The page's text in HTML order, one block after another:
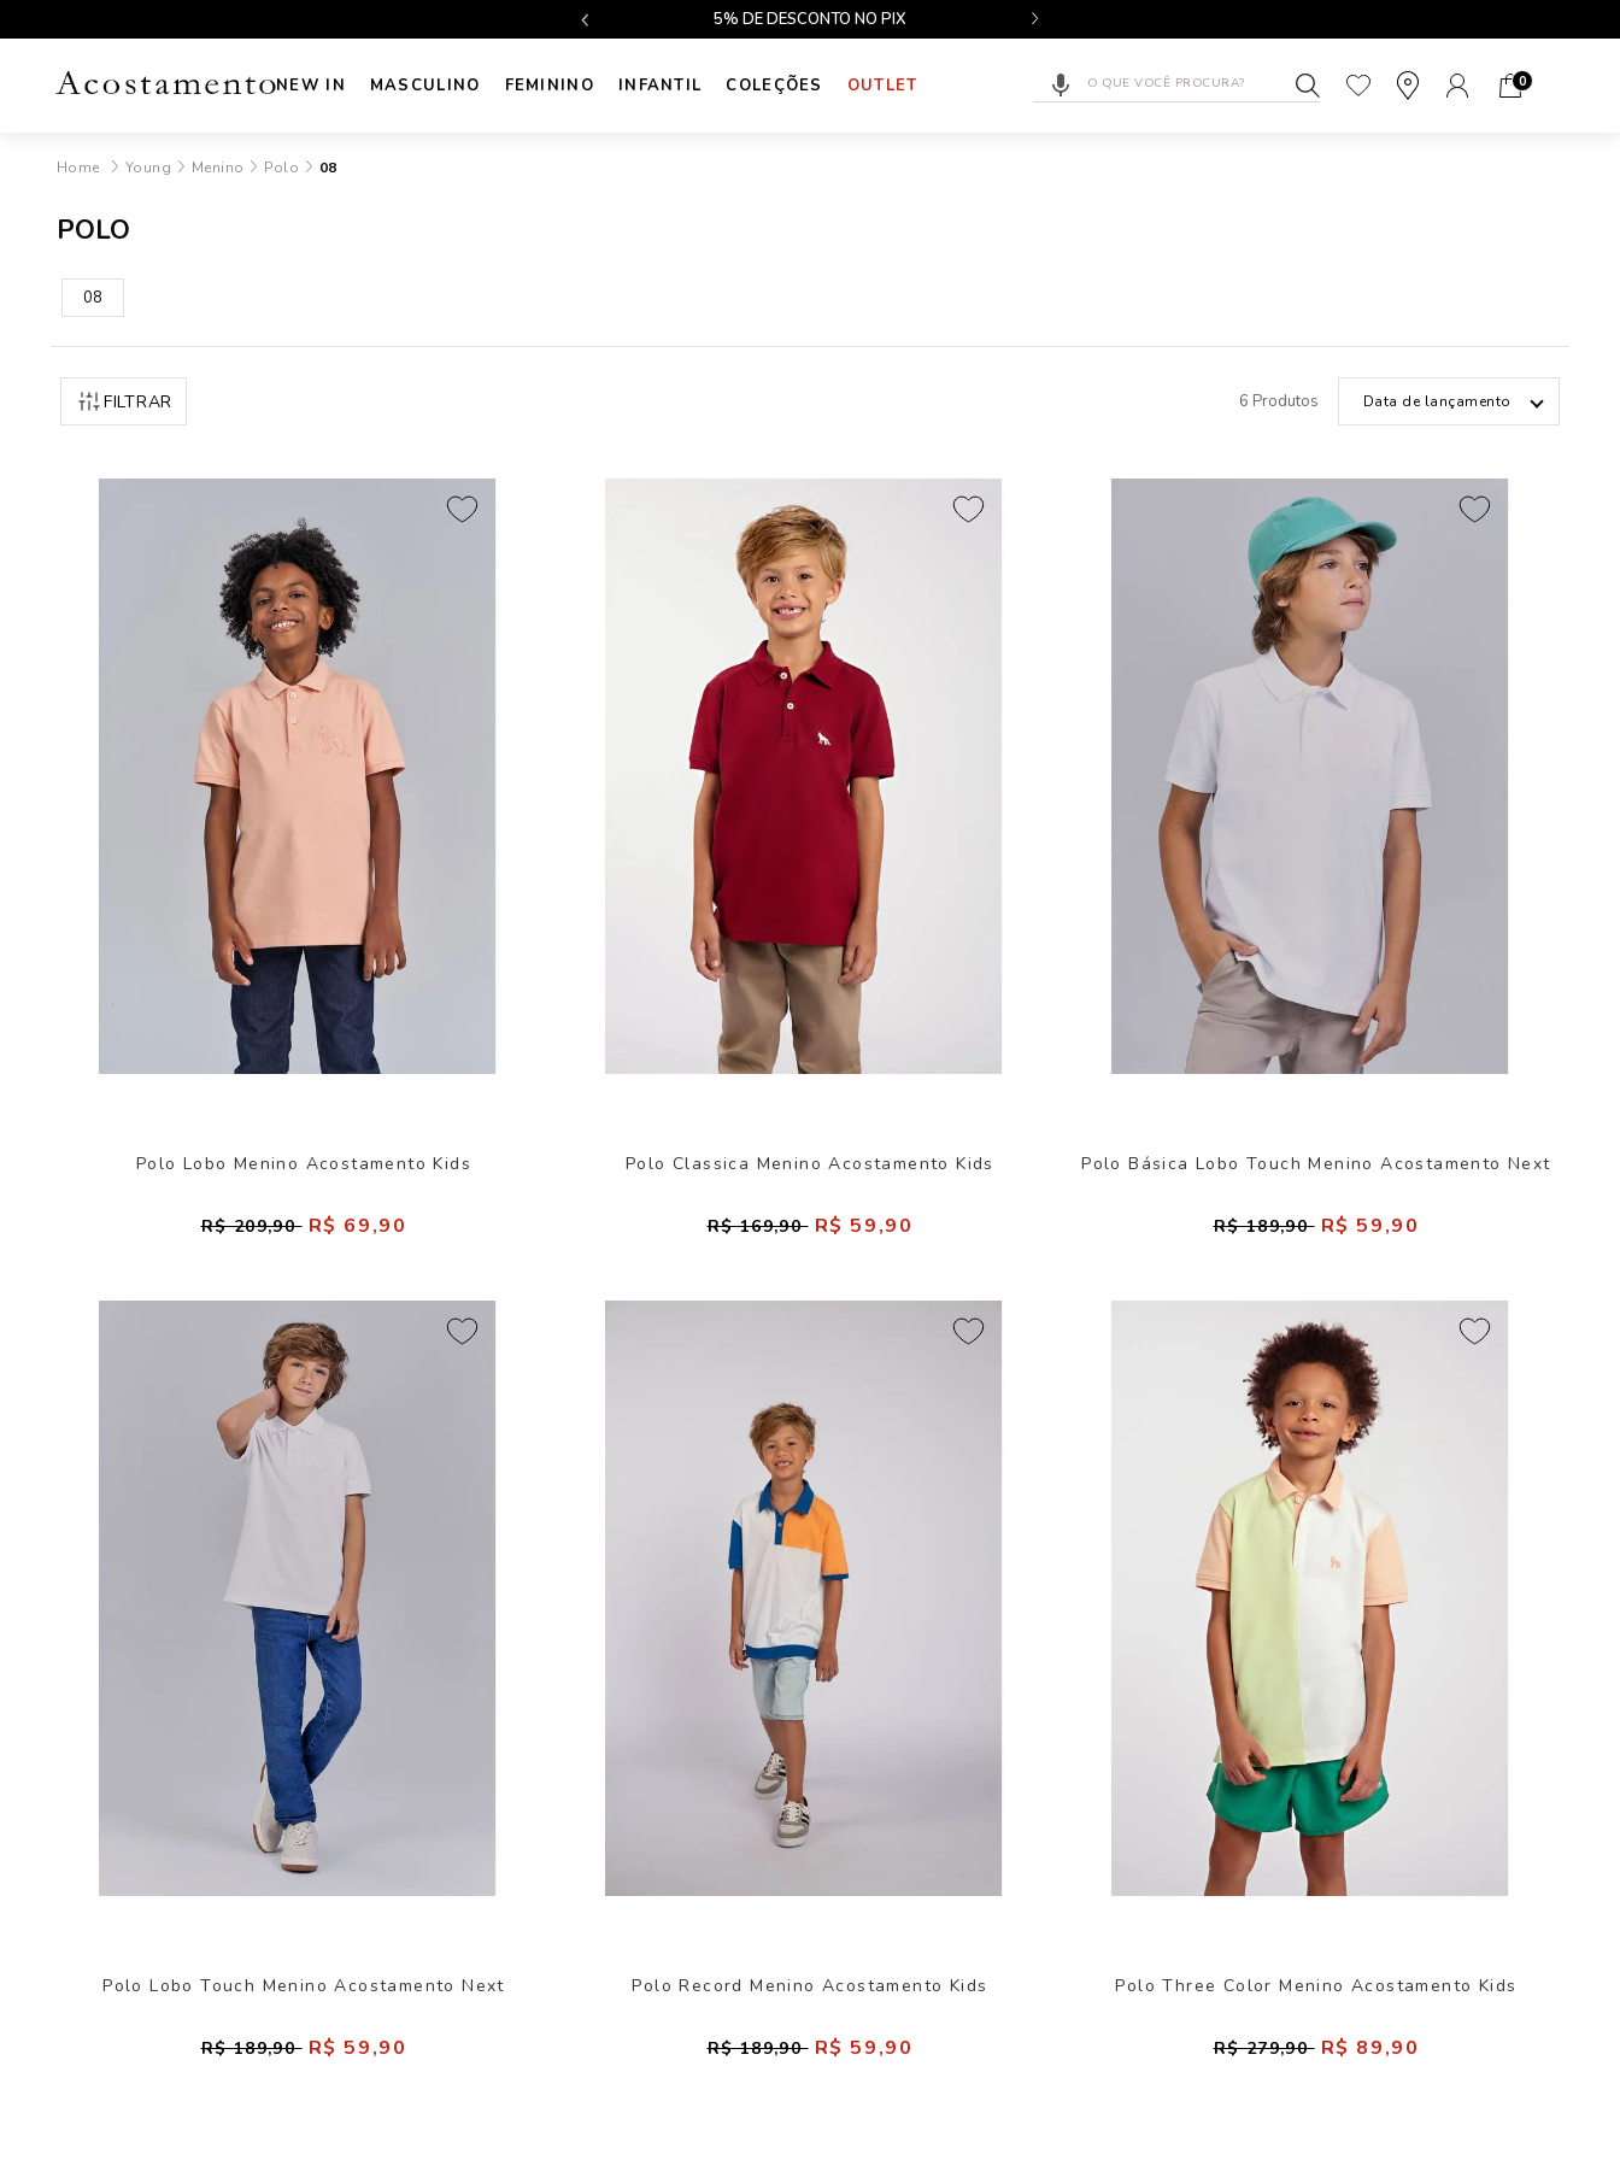
5% DE DESCONTO NO PIX
NEW IN MASCULINO FEMININO INFANTIL COLEÇÕES OUTLET 0
Young Menino Polo 08
POLO
08
FILTRAR 6 Produtos Data de lançamento
Polo Lobo Menino Acostamento Kids
R$ 209,90 R$ 69,90
Polo Classica Menino Acostamento Kids
R$ 169,90 R$ 59,90
Polo Básica Lobo Touch Menino Acostamento Next
R$ 189,90 R$ 59,90
Polo Lobo Touch Menino Acostamento Next
R$ 189,90 R$ 59,90
Polo Record Menino Acostamento Kids
R$ 189,90 R$ 59,90
Polo Three Color Menino Acostamento Kids
R$ 279,90 R$ 89,90